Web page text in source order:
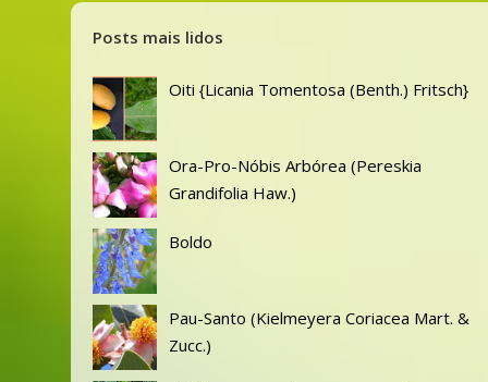
Posts mais lidos
Oiti {Licania Tomentosa (Benth.) Fritsch}
Ora-Pro-Nóbis Arbórea (Pereskia
Grandifolia Haw.)
Boldo
Pau-Santo (Kielmeyera Coriacea Mart. &
Zucc.)